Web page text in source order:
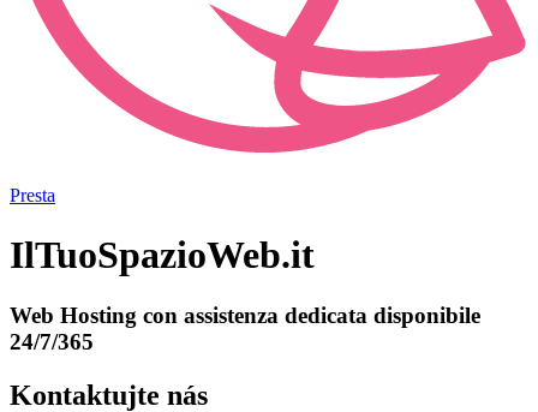
Presta
IlTuoSpazioWeb.it
Web Hosting con assistenza dedicata disponibile
24/7/365
Kontaktujte nás